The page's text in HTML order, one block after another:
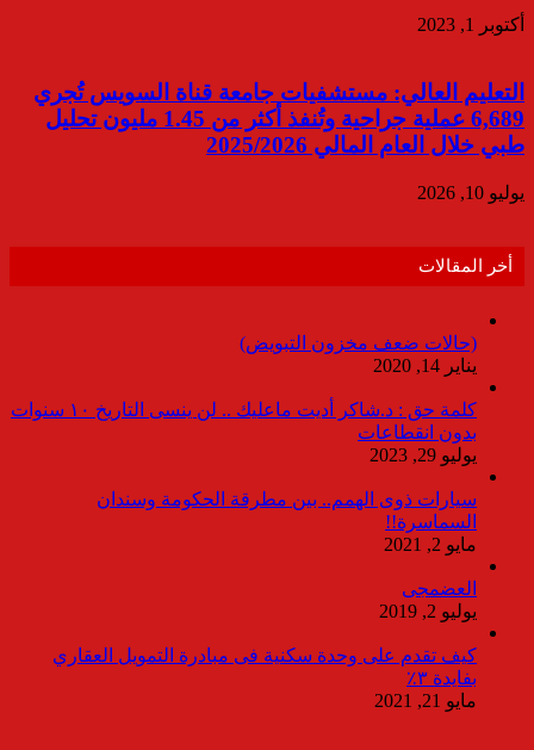
أكتوبر 1, 2023
التعليم العالي: مستشفيات جامعة قناة السويس تُجري
6,689 عملية جراحية وتُنفذ أكثر من 1.45 مليون تحليل
طبي خلال العام المالي 2025/2026
يوليو 10, 2026
أخر المقالات
(حالات ضعف مخزون التبويض)
يناير 14, 2020
كلمة حق : د.شاكر أديت ماعليك .. لن ينسى التاريخ ١٠ سنوات
بدون انقطاعات
يوليو 29, 2023
سيارات ذوى الهمم.. بين مطرقة الحكومة وسندان
السماسرة!!
مايو 2, 2021
العضمجى
يوليو 2, 2019
كيف تقدم على وحدة سكنية فى مبادرة التمويل العقاري
بفايدة ٣٪
مايو 21, 2021